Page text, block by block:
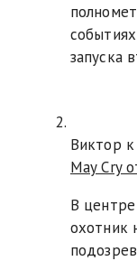
запуска
Виктор к
May Cry
В
охотник